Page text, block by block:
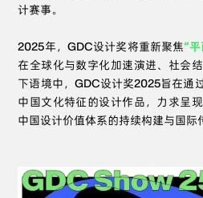
计赛事。
2025年，GDC设计奖将重新聚焦“
在全球化与数字化加速演进、社会
下语境中，GDC设计奖2025旨在通
中国文化特征的设计作品，力求呈
中国设计价值体系的持续构建与国际